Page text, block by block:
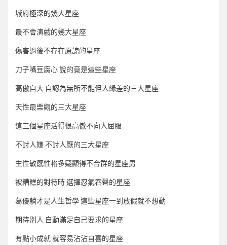
城府極深的幾大星座
最不會演戲的幾大星座
傷害過後不存在原諒的星座
刀子嘴豆腐心 說的竟是這些星座
高傲自大 自認為無所不能但人緣差的三大星座
天性最樂觀的三大星座
這三個星座活得很高傲不向人屈服
不討人嫌 不討人厭的三大星座
生性敏感性格多疑顯得不合群的星座男
被糟糕的對待時 選擇忍氣吞聲的星座
葛優躺才是人生哲學 這些星座一到放假就不想動
期待別人 自動滿足自己要求的星座
有點小成就 就容易沾沾自喜的星座